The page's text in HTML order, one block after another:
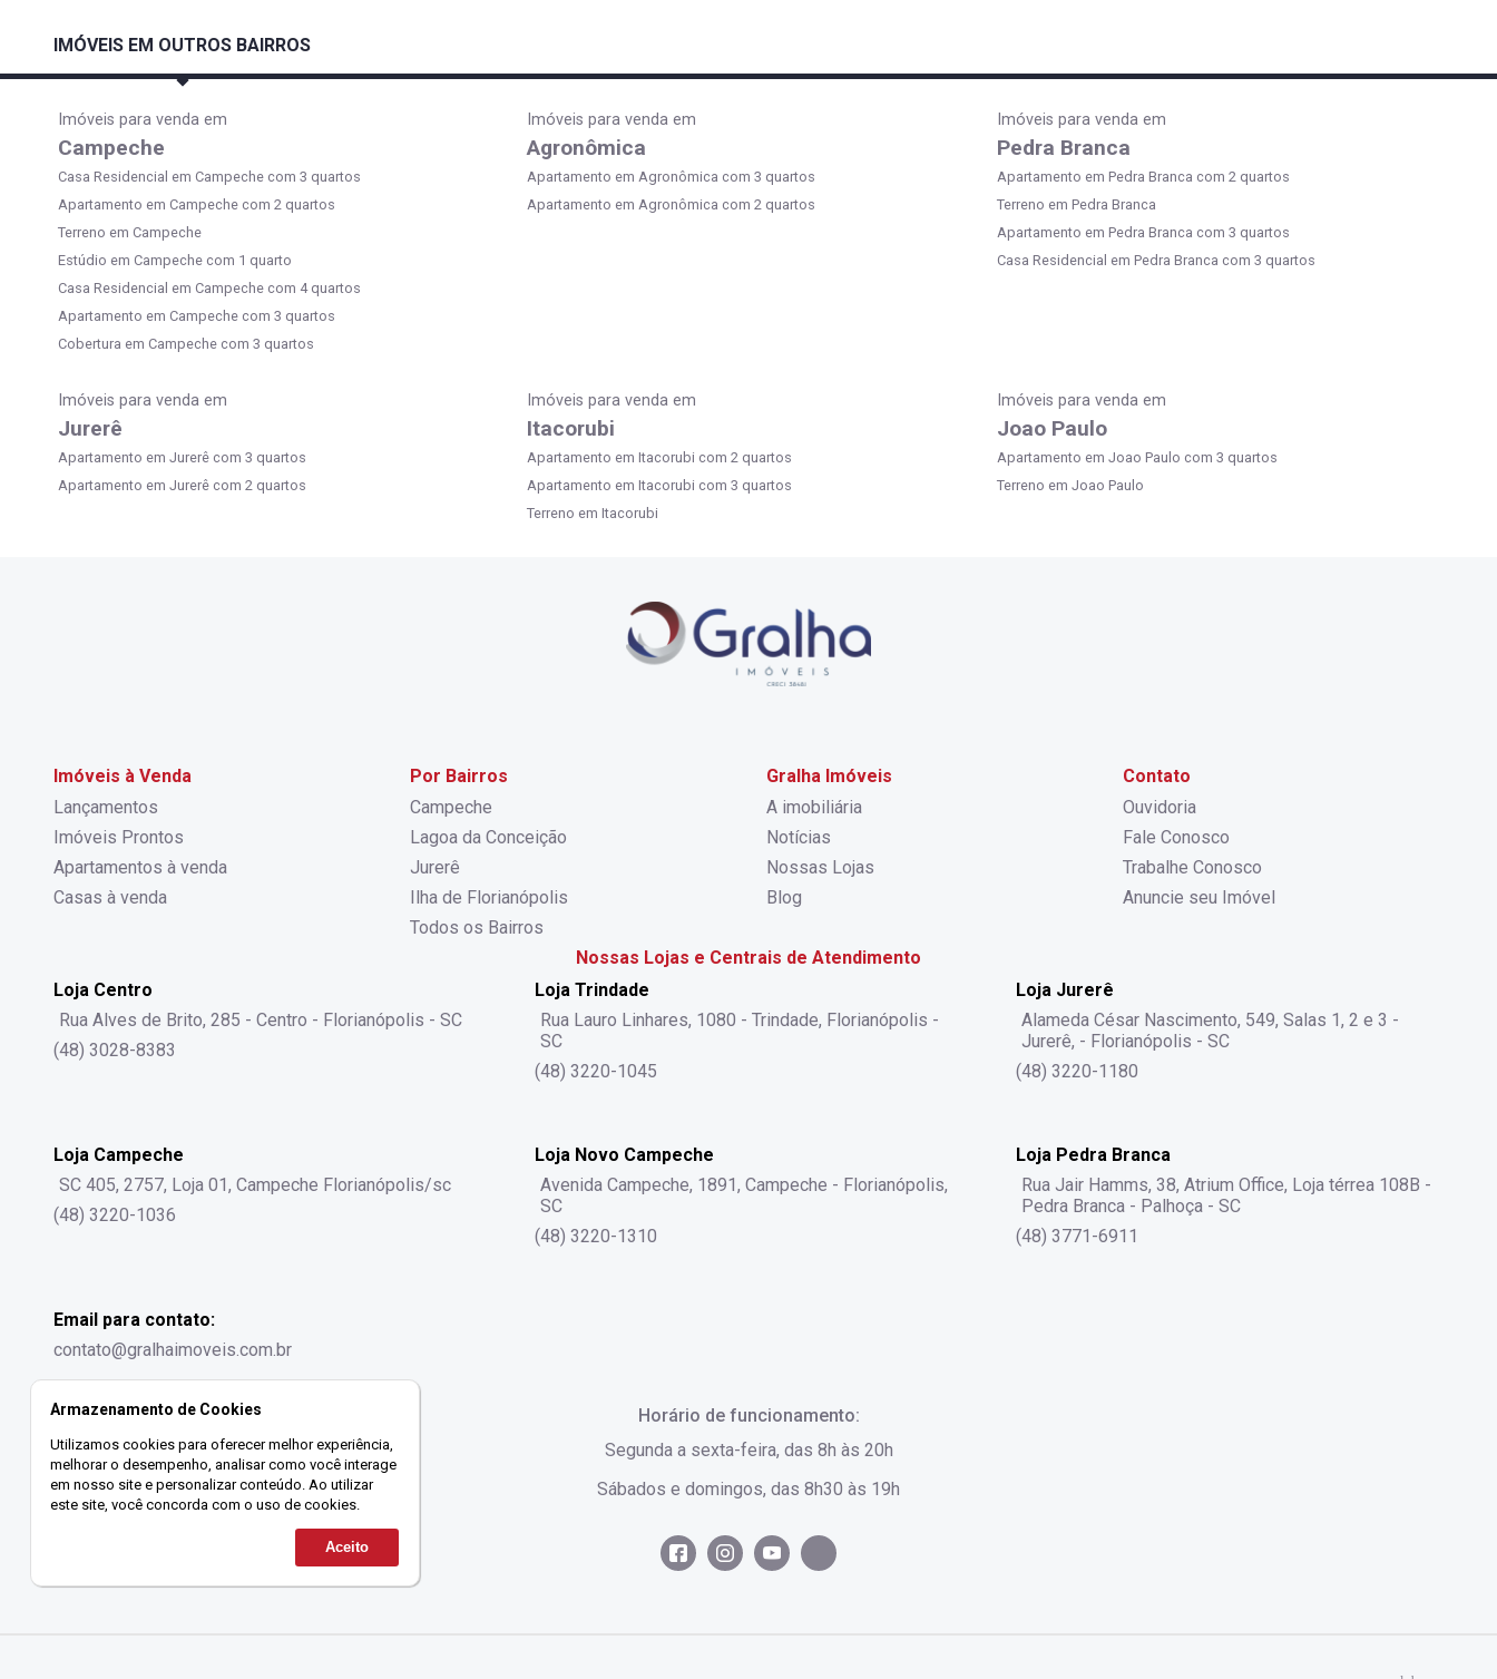
IMÓVEIS EM OUTROS BAIRROS
Imóveis para venda em
Campeche
Casa Residencial em Campeche com 3 quartos
Apartamento em Campeche com 2 quartos
Terreno em Campeche
Estúdio em Campeche com 1 quarto
Casa Residencial em Campeche com 4 quartos
Apartamento em Campeche com 3 quartos
Cobertura em Campeche com 3 quartos
Imóveis para venda em
Agronômica
Apartamento em Agronômica com 3 quartos
Apartamento em Agronômica com 2 quartos
Imóveis para venda em
Pedra Branca
Apartamento em Pedra Branca com 2 quartos
Terreno em Pedra Branca
Apartamento em Pedra Branca com 3 quartos
Casa Residencial em Pedra Branca com 3 quartos
Imóveis para venda em
Jurerê
Apartamento em Jurerê com 3 quartos
Apartamento em Jurerê com 2 quartos
Imóveis para venda em
Itacorubi
Apartamento em Itacorubi com 2 quartos
Apartamento em Itacorubi com 3 quartos
Terreno em Itacorubi
Imóveis para venda em
Joao Paulo
Apartamento em Joao Paulo com 3 quartos
Terreno em Joao Paulo
Imóveis à Venda
Lançamentos
Imóveis Prontos
Apartamentos à venda
Casas à venda
Por Bairros
Campeche
Lagoa da Conceição
Jurerê
Ilha de Florianópolis
Todos os Bairros
Gralha Imóveis
A imobiliária
Notícias
Nossas Lojas
Blog
Contato
Ouvidoria
Fale Conosco
Trabalhe Conosco
Anuncie seu Imóvel
Nossas Lojas e Centrais de Atendimento
Loja Centro
Rua Alves de Brito, 285 - Centro - Florianópolis - SC
(48) 3028-8383
Loja Trindade
Rua Lauro Linhares, 1080 - Trindade, Florianópolis -
SC
(48) 3220-1045
Loja Jurerê
Alameda César Nascimento, 549, Salas 1, 2 e 3 -
Jurerê, - Florianópolis - SC
(48) 3220-1180
Loja Campeche
SC 405, 2757, Loja 01, Campeche Florianópolis/sc
(48) 3220-1036
Loja Novo Campeche
Avenida Campeche, 1891, Campeche - Florianópolis,
SC
(48) 3220-1310
Loja Pedra Branca
Rua Jair Hamms, 38, Atrium Office, Loja térrea 108B -
Pedra Branca - Palhoça - SC
(48) 3771-6911
Email para contato:
contato@gralhaimoveis.com.br
Horário de funcionamento:
Segunda a sexta-feira, das 8h às 20h
Sábados e domingos, das 8h30 às 19h
Armazenamento de Cookies
Utilizamos cookies para oferecer melhor experiência,
melhorar o desempenho, analisar como você interage
em nosso site e personalizar conteúdo. Ao utilizar
este site, você concorda com o uso de cookies.
Aceito